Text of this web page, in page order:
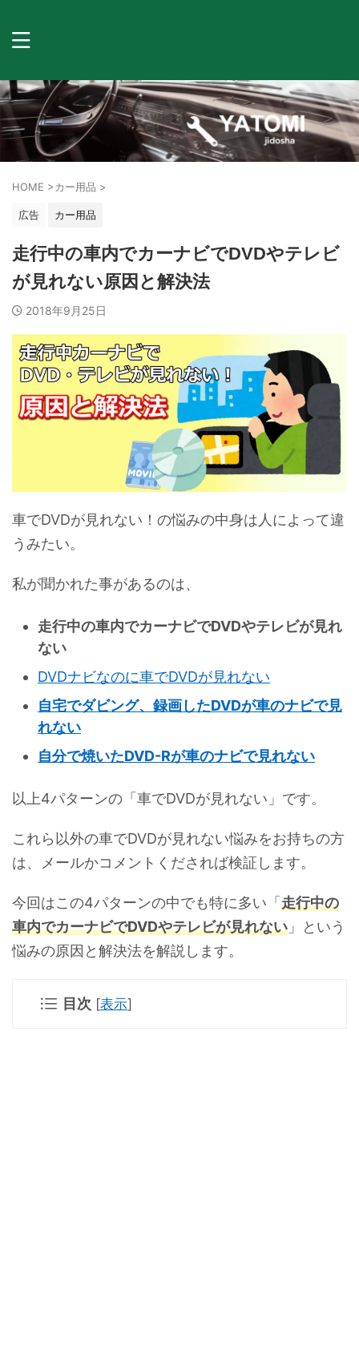
HOME >カー用品 >
広告 カー用品
走行中の車内でカーナビでDVDやテレビ
が見れない原因と解決法
2018年9月25日
車でDVDが見れない！の悩みの中身は人によって違
うみたい。
私が聞かれた事があるのは、
走行中の車内でカーナビでDVDやテレビが見れ
ない
DVDナビなのに車でDVDが見れない
自宅でダビング、録画したDVDが車のナビで見
れない
自分で焼いたDVD-Rが車のナビで見れない
以上4パターンの「車でDVDが見れない」です。
これら以外の車でDVDが見れない悩みをお持ちの方
は、メールかコメントくだされば検証します。
今回はこの4パターンの中でも特に多い「走行中の
車内でカーナビでDVDやテレビが見れない 」という
悩みの原因と解決法を解説します。
目次 [表示]